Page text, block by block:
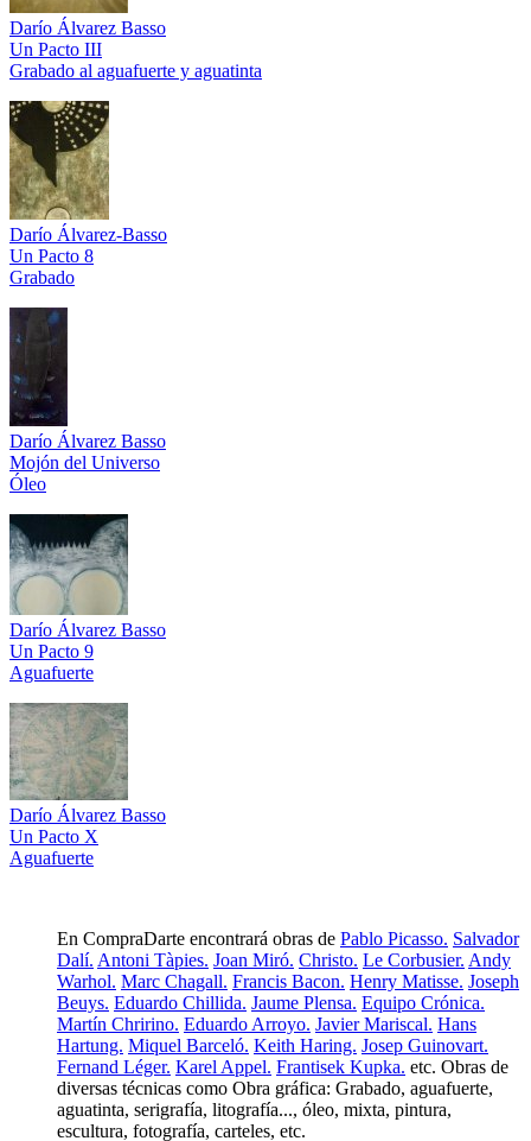
Darío Álvarez Basso
Un Pacto III
Grabado al aguafuerte y aguatinta
Darío Álvarez-Basso
Un Pacto 8
Grabado
Darío Álvarez Basso
Mojón del Universo
Óleo
Darío Álvarez Basso
Un Pacto 9
Aguafuerte
Darío Álvarez Basso
Un Pacto X
Aguafuerte
En CompraDarte encontrará obras de Pablo Picasso. Salvador
Dalí. Antoni Tàpies. Joan Miró. Christo. Le Corbusier. Andy
Warhol. Marc Chagall. Francis Bacon. Henry Matisse. Joseph
Beuys. Eduardo Chillida. Jaume Plensa. Equipo Crónica.
Martín Chririno. Eduardo Arroyo. Javier Mariscal. Hans
Hartung. Miquel Barceló. Keith Haring. Josep Guinovart.
Fernand Léger. Karel Appel. Frantisek Kupka. etc. Obras de
diversas técnicas como Obra gráfica: Grabado, aguafuerte,
aguatinta, serigrafía, litografía..., óleo, mixta, pintura,
escultura, fotografía, carteles, etc.